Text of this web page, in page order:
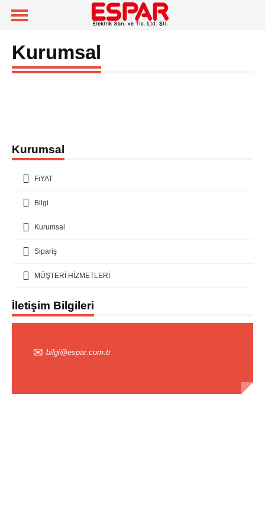
Kurumsal
Kurumsal
FiYAT
Bilgi
Kurumsal
Sipariş
MÜŞTERİ HİZMETLERİ
İletişim Bilgileri
bilgi@espar.com.tr